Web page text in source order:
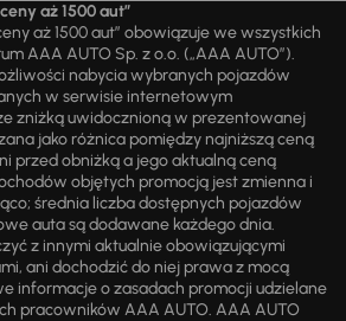
aż 1500 aut”
aż 1500 aut” obowiązuje we wszystkich
AAA AUTO Sp. z o.o. („AAA AUTO”).
nabycia wybranych pojazdów
w serwisie internetowym
zniżką uwidocznioną w prezentowanej
jako różnica pomiędzy najniższą ceną
przed obniżką a jego aktualną ceną
objętych promocją jest zmienna i
średnia liczba dostępnych pojazdów
auta są dodawane każdego dnia.
z innymi aktualnie obowiązującymi
ani dochodzić do niej prawa z mocą
informacje o zasadach promocji udzielane
pracowników AAA AUTO. AAA AUTO